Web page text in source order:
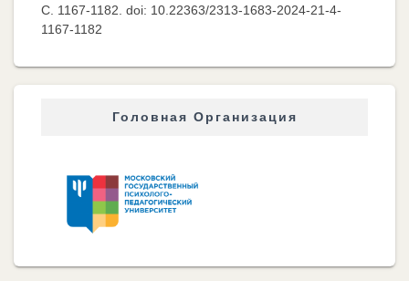
C. 1167-1182. doi: 10.22363/2313-1683-2024-21-4-
1167-1182
Головная Организация